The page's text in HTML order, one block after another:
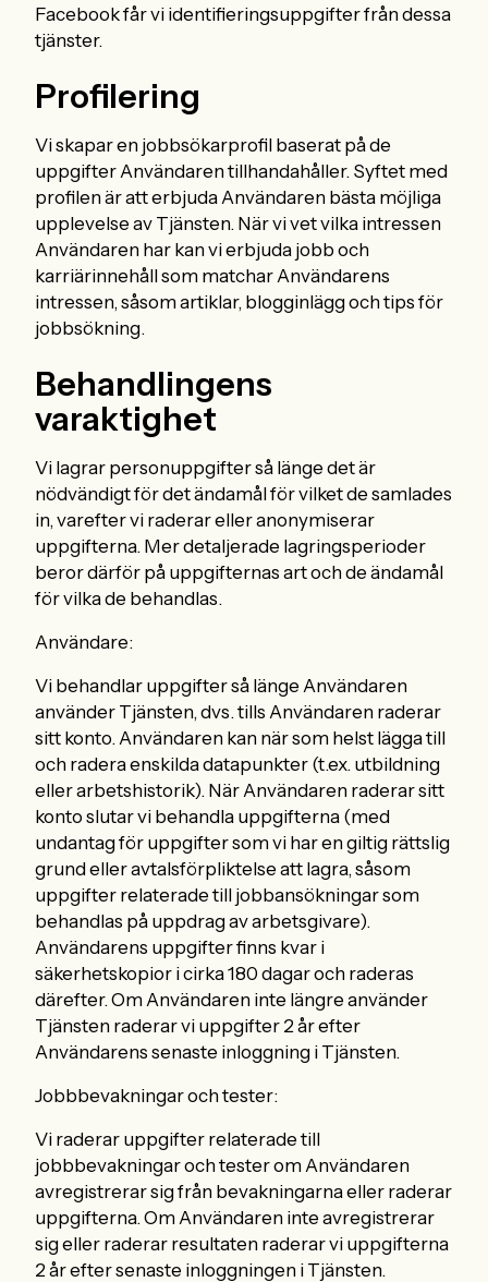
Facebook får vi identifieringsuppgifter från dessa
tjänster.
Profilering
Vi skapar en jobbsökarprofil baserat på de
uppgifter Användaren tillhandahåller. Syftet med
profilen är att erbjuda Användaren bästa möjliga
upplevelse av Tjänsten. När vi vet vilka intressen
Användaren har kan vi erbjuda jobb och
karriärinnehåll som matchar Användarens
intressen, såsom artiklar, blogginlägg och tips för
jobbsökning.
Behandlingens
varaktighet
Vi lagrar personuppgifter så länge det är
nödvändigt för det ändamål för vilket de samlades
in, varefter vi raderar eller anonymiserar
uppgifterna. Mer detaljerade lagringsperioder
beror därför på uppgifternas art och de ändamål
för vilka de behandlas.
Användare:
Vi behandlar uppgifter så länge Användaren
använder Tjänsten, dvs. tills Användaren raderar
sitt konto. Användaren kan när som helst lägga till
och radera enskilda datapunkter (t.ex. utbildning
eller arbetshistorik). När Användaren raderar sitt
konto slutar vi behandla uppgifterna (med
undantag för uppgifter som vi har en giltig rättslig
grund eller avtalsförpliktelse att lagra, såsom
uppgifter relaterade till jobbansökningar som
behandlas på uppdrag av arbetsgivare).
Användarens uppgifter finns kvar i
säkerhetskopior i cirka 180 dagar och raderas
därefter. Om Användaren inte längre använder
Tjänsten raderar vi uppgifter 2 år efter
Användarens senaste inloggning i Tjänsten.
Jobbbevakningar och tester:
Vi raderar uppgifter relaterade till
jobbbevakningar och tester om Användaren
avregistrerar sig från bevakningarna eller raderar
uppgifterna. Om Användaren inte avregistrerar
sig eller raderar resultaten raderar vi uppgifterna
2 år efter senaste inloggningen i Tjänsten.